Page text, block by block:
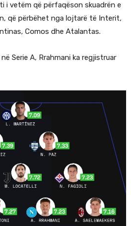
i vetëm që përfaqëson skuadrën e
që përbëhet nga lojtarë të Interit,
Comos dhe Atalantas.
Serie A, Rrahmani ka regjistruar